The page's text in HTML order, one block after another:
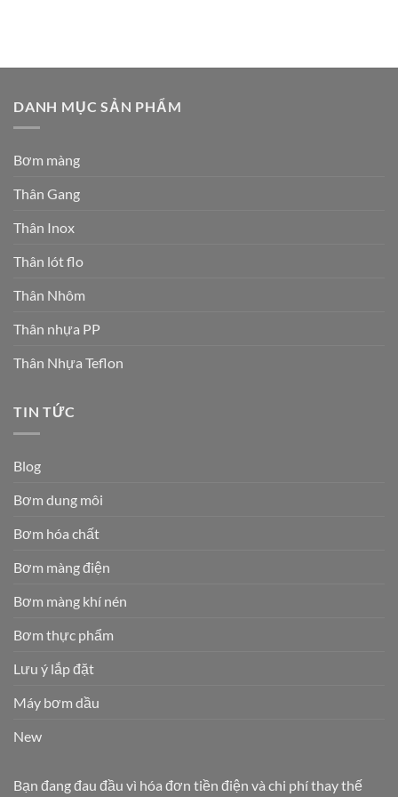
DANH MỤC SẢN PHẨM
Bơm màng
Thân Gang
Thân Inox
Thân lót flo
Thân Nhôm
Thân nhựa PP
Thân Nhựa Teflon
TIN TỨC
Blog
Bơm dung môi
Bơm hóa chất
Bơm màng điện
Bơm màng khí nén
Bơm thực phẩm
Lưu ý lắp đặt
Máy bơm dầu
New
Bạn đang đau đầu vì hóa đơn tiền điện và chi phí thay thế